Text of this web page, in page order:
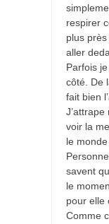
respirer
plus près
aller
Parfois
côté. De
fait bien
voir la
le
savent
le
pour elle
Comme